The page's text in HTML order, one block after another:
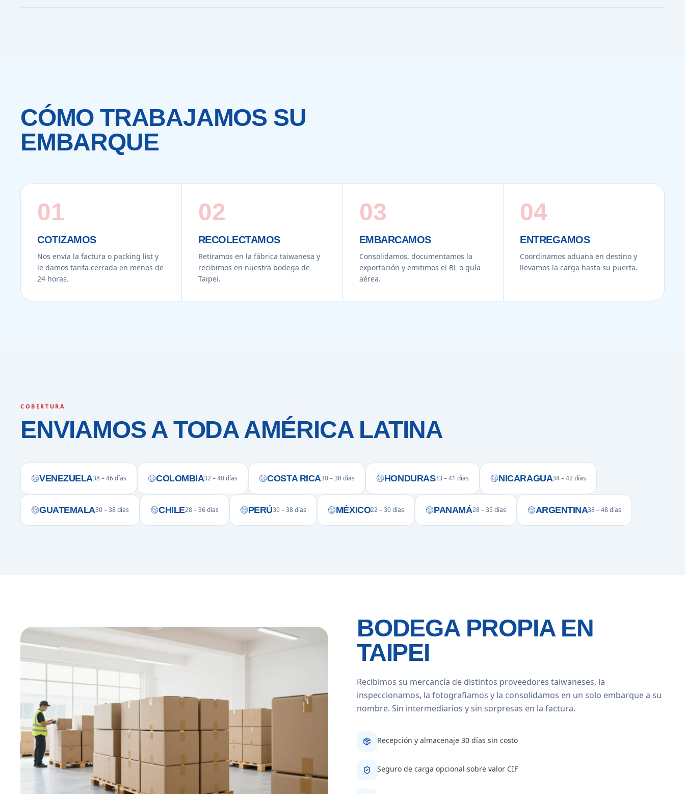
CÓMO TRABAJAMOS SU
EMBARQUE
01
COTIZAMOS
Nos envía la factura o packing list y
le damos tarifa cerrada en menos de
24 horas.
02
RECOLECTAMOS
Retiramos en la fábrica taiwanesa y
recibimos en nuestra bodega de
Taipei.
03
EMBARCAMOS
Consolidamos, documentamos la
exportación y emitimos el BL o guía
aérea.
04
ENTREGAMOS
Coordinamos aduana en destino y
llevamos la carga hasta su puerta.
COBERTURA
ENVIAMOS A TODA AMÉRICA LATINA
VENEZUELA38 – 46 días COLOMBIA32 – 40 días COSTA RICA30 – 38 días HONDURAS33 – 41 días NICARAGUA34 – 42 días
GUATEMALA30 – 38 días CHILE28 – 36 días PERÚ30 – 38 días MÉXICO22 – 30 días PANAMÁ28 – 35 días ARGENTINA38 – 48 días
BODEGA PROPIA EN
TAIPEI
Recibimos su mercancía de distintos proveedores taiwaneses, la
inspeccionamos, la fotografiamos y la consolidamos en un solo embarque a su
nombre. Sin intermediarios y sin sorpresas en la factura.
Recepción y almacenaje 30 días sin costo
Seguro de carga opcional sobre valor CIF